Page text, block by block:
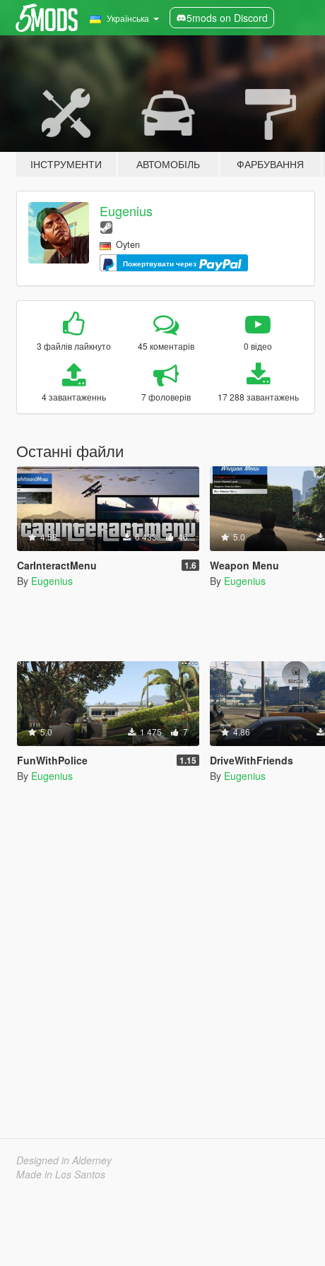
Українська 5mods on Discord
ІНСТРУМЕНТИ АВТОМОБІЛЬ ФАРБУВАННЯ
Eugenius
Oyten
Пожертвувати через
3 файлів лайкнуто 45 коментарів 0 відео
4 завантаженнь 7 фоловерів 17 288 завантажень
Останні файли
4.58 6 433 46
CarInteractMenu 1.6
By Eugenius
5.0
Weapon Menu
By Eugenius
5.0 1 475 7
FunWithPolice 1.15
By Eugenius
4.86
DriveWithFriends
By Eugenius
Designed in Alderney
Made in Los Santos